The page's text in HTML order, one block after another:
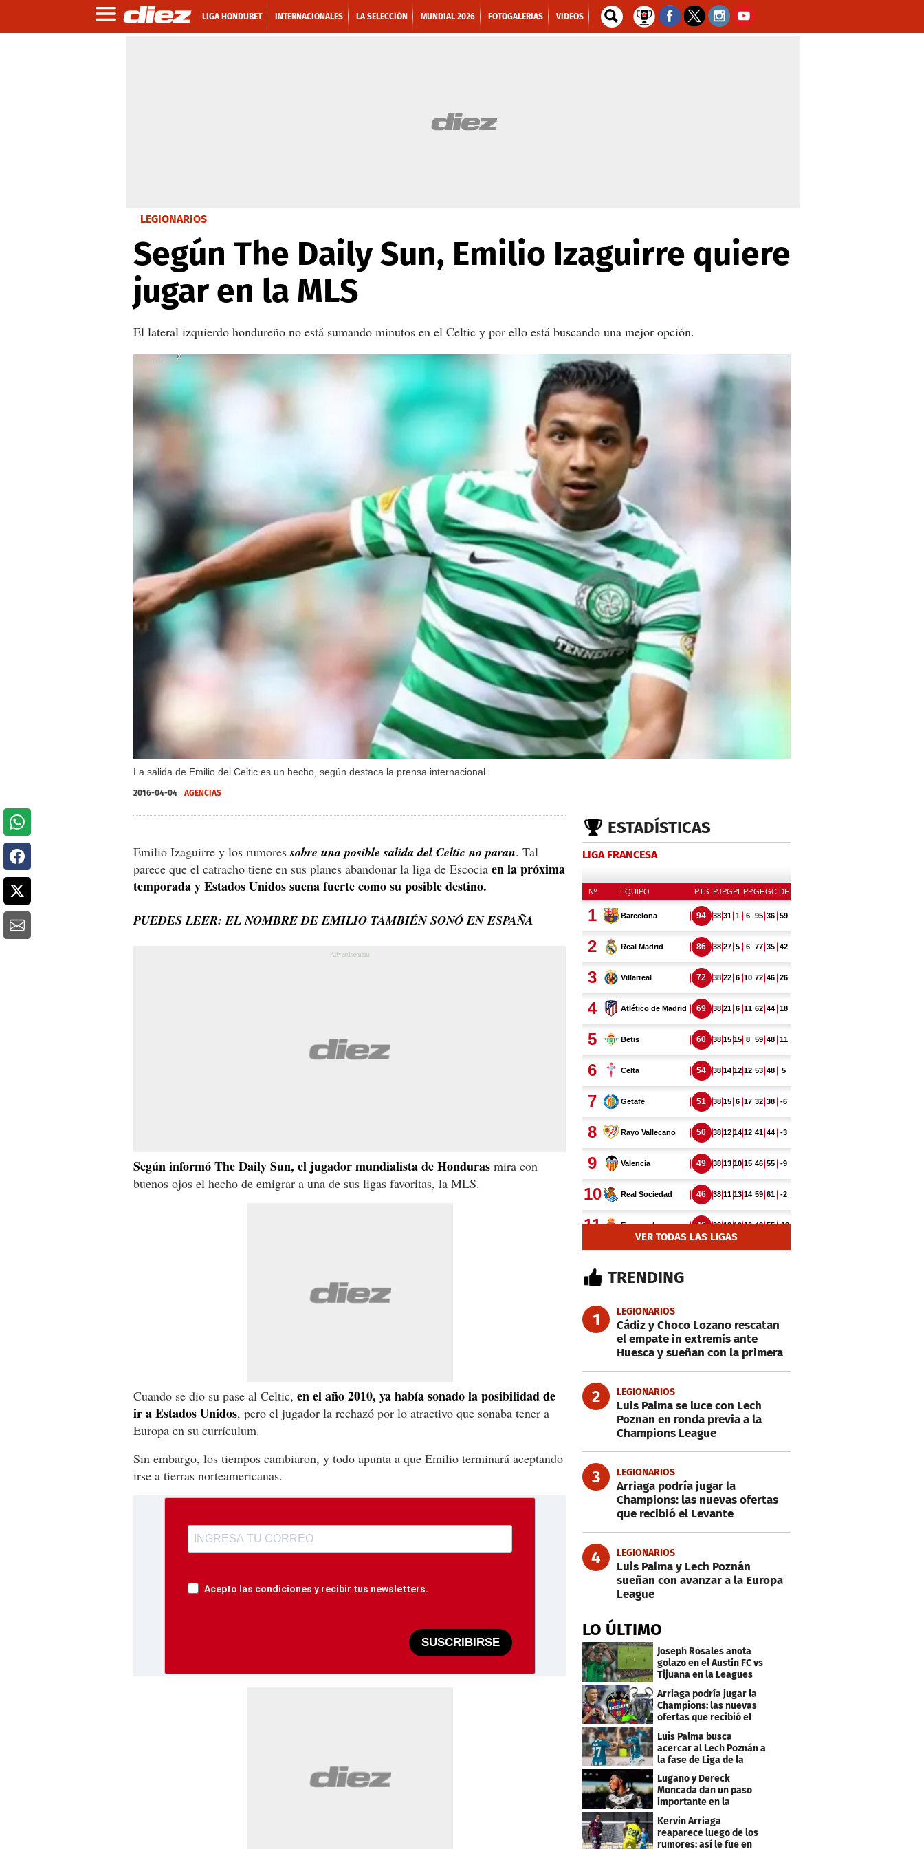
LIGA HONDUBET INTERNACIONALES LA SELECCIÓN MUNDIAL 2026 FOTOGALERIAS VIDEOS
LEGIONARIOS
Según The Daily Sun, Emilio Izaguirre quiere
jugar en la MLS
El lateral izquierdo hondureño no está sumando minutos en el Celtic y por ello está buscando una mejor opción.
La salida de Emilio del Celtic es un hecho, según destaca la prensa internacional.
X
2016-04-04 AGENCIAS
Emilio Izaguirre y los rumoressobre una posible salida del Celtic no paran. Tal
parece que el catracho tiene en sus planes abandonar la liga de Escocia en la próxima
temporada y Estados Unidos suena fuerte como su posible destino.
PUEDES LEER: EL NOMBRE DE EMILIO TAMBIÉN SONÓ EN ESPAÑA
Según informó The Daily Sun, el jugador mundialista de Honduras mira con
buenos ojos el hecho de emigrar a una de sus ligas favoritas, la MLS.
Cuando se dio su pase al Celtic, en el año 2010, ya había sonado la posibilidad de
ir a Estados Unidos, pero el jugador la rechazó por lo atractivo que sonaba tener a
Europa en su currículum.
Sin embargo, los tiempos cambiaron, y todo apunta a que Emilio terminará aceptando
irse a tierras norteamericanas.
Acepto las condiciones y recibir tus newsletters.
SUSCRIBIRSE
ESTADÍSTICAS
LIGA FRANCESA
VER TODAS LAS LIGAS
TRENDING
1 LEGIONARIOS
Cádiz y Choco Lozano rescatan
el empate in extremis ante
Huesca y sueñan con la primera
2 LEGIONARIOS
Luis Palma se luce con Lech
Poznan en ronda previa a la
Champions League
3 LEGIONARIOS
Arriaga podría jugar la
Champions: las nuevas ofertas
que recibió el Levante
4 LEGIONARIOS
Luis Palma y Lech Poznán
sueñan con avanzar a la Europa
League
LO ÚLTIMO
Joseph Rosales anota
golazo en el Austin FC vs
Tijuana en la Leagues
Cup
Arriaga podría jugar la
Champions: las nuevas
ofertas que recibió el
Levante
Luis Palma busca
acercar al Lech Poznán a
la fase de Liga de la
Lugano y Dereck
Moncada dan un paso
importante en la
Conference League
Kervin Arriaga
reaparece luego de los
rumores: así le fue en